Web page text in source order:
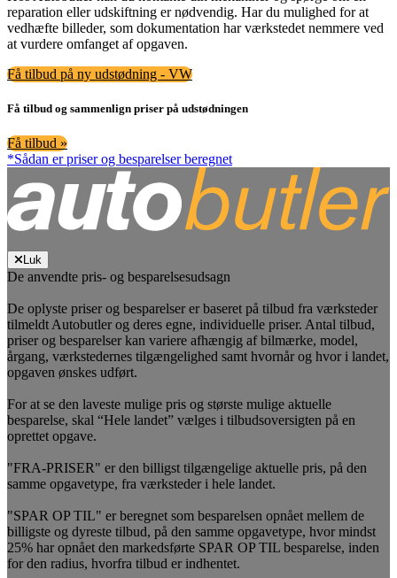
reparation eller udskiftning er nødvendig. Har du mulighed for at
vedhæfte billeder, som dokumentation har værkstedet nemmere ved
at vurdere omfanget af opgaven.
Få tilbud på ny udstødning - VW
Få tilbud og sammenlign priser på udstødningen
Få tilbud »
*Sådan er priser og besparelser beregnet
Luk
De anvendte pris- og besparelsesudsagn
De oplyste priser og besparelser er baseret på tilbud fra værksteder
tilmeldt Autobutler og deres egne, individuelle priser. Antal tilbud,
priser og besparelser kan variere afhængig af bilmærke, model,
årgang, værkstedernes tilgængelighed samt hvornår og hvor i landet,
opgaven ønskes udført.
For at se den laveste mulige pris og største mulige aktuelle
besparelse, skal “Hele landet” vælges i tilbudsoversigten på en
oprettet opgave.
"FRA-PRISER" er den billigst tilgængelige aktuelle pris, på den
samme opgavetype, fra værksteder i hele landet.
"SPAR OP TIL" er beregnet som besparelsen opnået mellem de
billigste og dyreste tilbud, på den samme opgavetype, hvor mindst
25% har opnået den markedsførte SPAR OP TIL besparelse, inden
for den radius, hvorfra tilbud er indhentet.